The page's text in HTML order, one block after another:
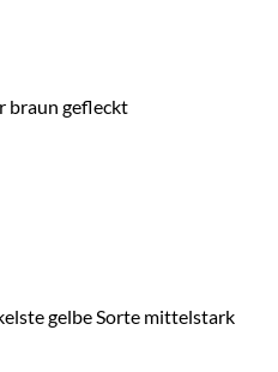
braun gefleckt
gelbe Sorte mittelstark